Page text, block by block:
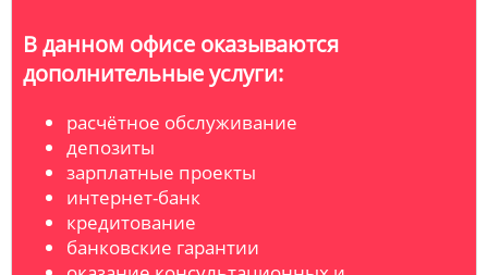
В данном офисе оказываются
дополнительные услуги:
расчётное обслуживание
депозиты
зарплатные проекты
интернет-банк
кредитование
банковские гарантии